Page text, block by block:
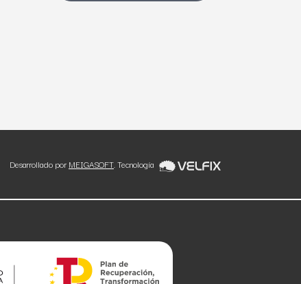
Desarrollado por MEIGASOFT. Tecnología